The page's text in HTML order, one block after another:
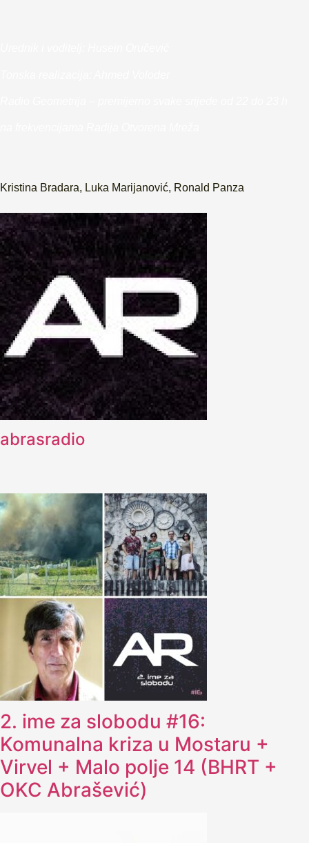
Kristina Bradara, Luka Marijanović, Ronald Panza
abrasradio
2. ime za slobodu #16:
Komunalna kriza u Mostaru +
Virvel + Malo polje 14 (BHRT +
OKC Abrašević)